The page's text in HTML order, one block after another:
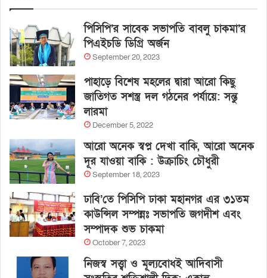
পিসিপি’র সাবেক সভাপতি বাবলু চাকমা’র
পিএইচডি ডিগ্রি অর্জন
September 20, 2023
পাহাড়ে বিশেষ মহলের দ্বারা আরো কিছু
জাতিগত সশস্ত্র দল গঠনের পর্যায়ে: সন্তু
লারমা
December 5, 2022
আরো অনেক স্বপ্ন দেখা বাকি, আরো অনেক
দূর যাওয়া বাকি : উক্রাচিং চৌধুরী
September 18, 2023
ঢাবি’তে পিসিপি ঢাকা মহানগর এর ৩১তম
কাউন্সিল সম্পন্নঃ সভাপতি জগদীশ এবং
সম্পাদক শুভ চাকমা
October 7, 2023
নিজস্ব সত্ত্বা ও মূল্যবোধই আদিবাসী